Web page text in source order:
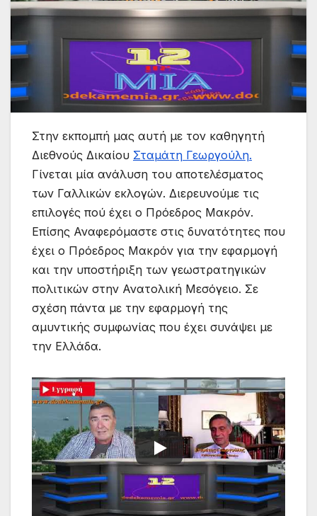
Στην εκπομπή μας αυτή με τον καθηγητή
Διεθνούς Δικαίου Σταμάτη Γεωργούλη.
Γίνεται μία ανάλυση του αποτελέσματος
των Γαλλικών εκλογών. Διερευνούμε τις
επιλογές πού έχει ο Πρόεδρος Μακρόν.
Επίσης Αναφερόμαστε στις δυνατότητες που
έχει ο Πρόεδρος Μακρόν για την εφαρμογή
και την υποστήριξη των γεωστρατηγικών
πολιτικών στην Ανατολική Μεσόγειο. Σε
σχέση πάντα με την εφαρμογή της
αμυντικής συμφωνίας που έχει συνάψει με
την Ελλάδα.